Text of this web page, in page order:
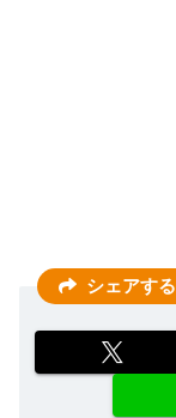
シェアする